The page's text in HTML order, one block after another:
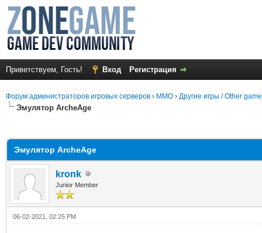
Приветствуем, Гость! Вход Регистрация
Форум администраторов игровых серверов › MMO › Другие игры / Other
Эмулятор ArcheAge
Эмулятор ArcheAge
kronk
Junior Member
06-02-2021, 02:25 PM